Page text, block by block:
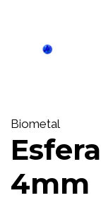
Biometal
4mm